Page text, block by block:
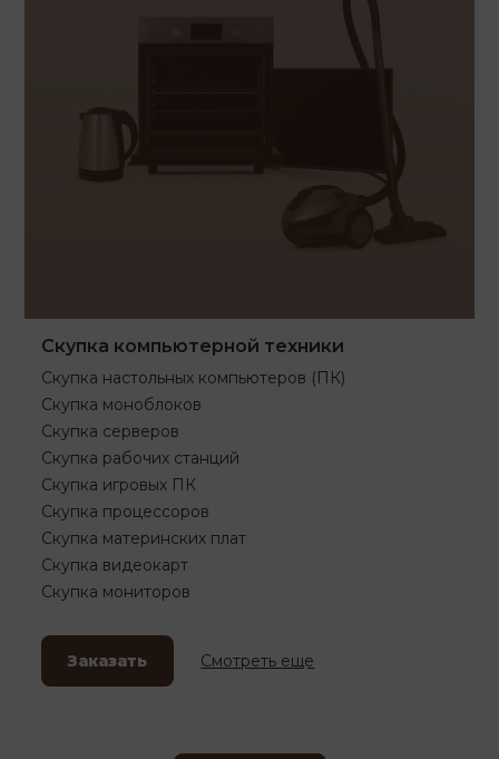
Скупка компьютерной техники
Скупка настольных компьютеров (ПК)
Скупка моноблоков
Скупка серверов
Скупка рабочих станций
Скупка игровых ПК
Скупка процессоров
Скупка материнских плат
Скупка видеокарт
Скупка мониторов
Заказать Смотреть еще